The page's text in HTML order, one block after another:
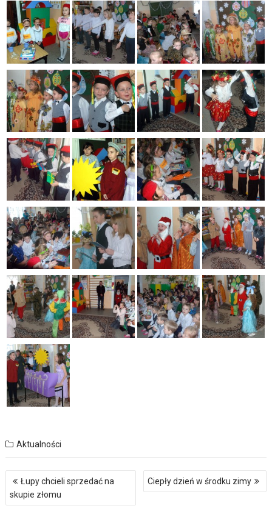
Aktualności
Nawigacja
wpisu
Łupy chcieli sprzedać na
skupie złomu
Ciepły dzień w środku zimy